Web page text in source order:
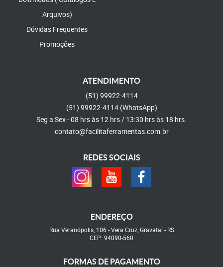
Arquivos)
Dúvidas Frequentes
Promoções
ATENDIMENTO
(51) 99922-4114
(51) 99922-4114 (WhatsApp)
Seg a Sex - 08 hrs às 12 hrs / 13:30 hrs às 18 hrs.
contato@facilitaferramentas.com.br
REDES SOCIAIS
ENDEREÇO
Rua Veranópolis, 106 -Vera Cruz, Gravataí- RS
CEP: 94090-560
FORMAS DE PAGAMENTO